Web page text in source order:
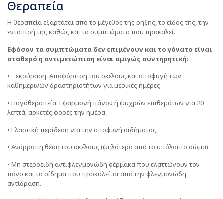
Θεραπεία
Η θεραπεία εξαρτάται από το μέγεθος της ρήξης, το είδος της, την
εντόπισή της καθώς και τα συμπτώματα που προκαλεί.
Εφόσον τα συμπτώματα δεν επιμένουν και το γόνατο είναι
σταθερό η αντιμετώπιση είναι αμιγώς συντηρητική:
• Ξεκούραση: Αποφόρτιση του σκέλους και αποφυγή των
καθημερινών δραστηριοτήτων για μερικές ημέρες.
• Παγοθεραπεία: Εφαρμογή πάγου ή ψυχρών επιθεμάτων για 20
λεπτά, αρκετές φορές την ημέρα.
• Ελαστική περίδεση για την αποφυγή οιδήματος.
• Ανάρροπη θέση του σκέλους (ψηλότερα από το υπόλοιπο σώμα).
• Μη στεροειδή αντιφλεγμονώδη φέρμακα που ελαττώνουν τον
πόνο και το οίδημα που προκαλείται από την φλεγμονώδη
αντίδραση.